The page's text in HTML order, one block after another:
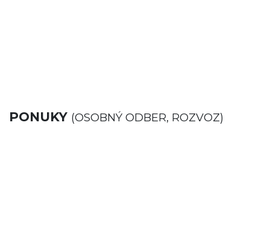
PONUKY (OSOBNÝ ODBER, ROZVOZ)